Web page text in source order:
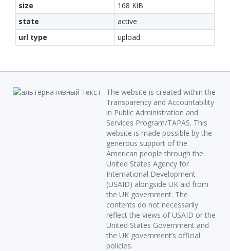
size
168 KiB
state
active
url type
upload
The website is created within the
Transparency and Accountability
in Public Administration and
Services Program/TAPAS. This
website is made possible by the
generous support of the
American people through the
United States Agency for
International Development
(USAID) alongside UK aid from
the UK government. The
contents do not necessarily
reflect the views of USAID or the
United States Government and
the UK government’s official
policies.